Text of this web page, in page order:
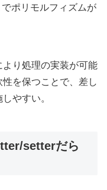
ポリモルフィズムが
り処理の実装が可能
を保つことで、差し
やすい。
setterだら